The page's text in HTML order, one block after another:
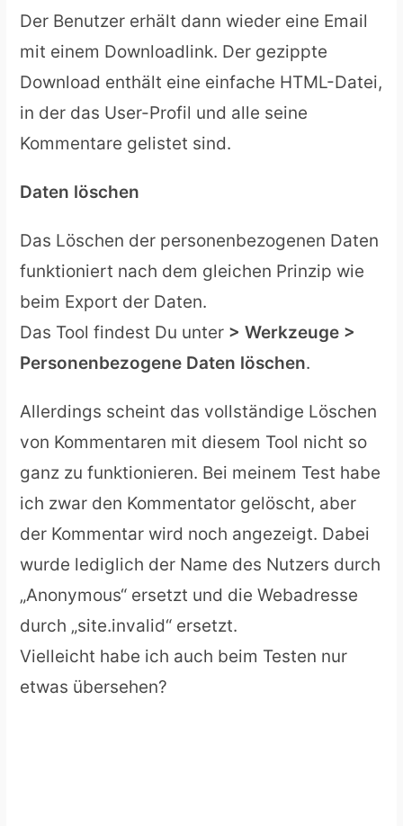
Der Benutzer erhält dann wieder eine Email
mit einem Downloadlink. Der gezippte
Download enthält eine einfache HTML-Datei,
in der das User-Profil und alle seine
Kommentare gelistet sind.
Daten löschen
Das Löschen der personenbezogenen Daten
funktioniert nach dem gleichen Prinzip wie
beim Export der Daten.
Das Tool findest Du unter > Werkzeuge >
Personenbezogene Daten löschen.
Allerdings scheint das vollständige Löschen
von Kommentaren mit diesem Tool nicht so
ganz zu funktionieren. Bei meinem Test habe
ich zwar den Kommentator gelöscht, aber
der Kommentar wird noch angezeigt. Dabei
wurde lediglich der Name des Nutzers durch
„Anonymous“ ersetzt und die Webadresse
durch „site.invalid“ ersetzt.
Vielleicht habe ich auch beim Testen nur
etwas übersehen?